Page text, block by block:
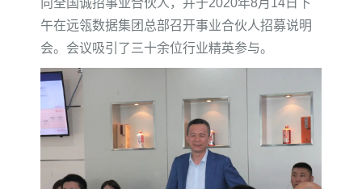
向全国诚招事业合伙人，并于2020年8月14日下
午在远瓴数据集团总部召开事业合伙人招募说明
会。会议吸引了三十余位行业精英参与。